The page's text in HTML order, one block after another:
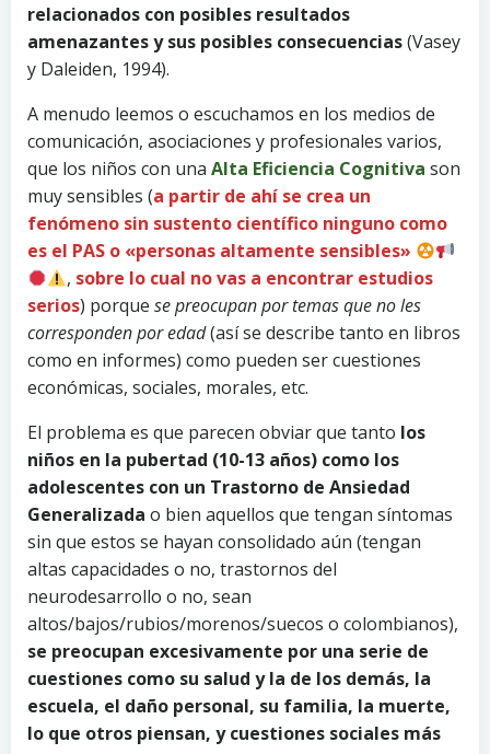
relacionados con posibles resultados
amenazantes y sus posibles consecuencias(Vasey
y Daleiden, 1994).
A menudo leemos o escuchamos en los medios de
comunicación, asociaciones y profesionales varios,
que los niños con una Alta Eficiencia Cognitiva son
muy sensibles (a partir de ahí se crea un
fenómeno sin sustento científico ninguno como
es el PAS o «personas altamente sensibles»
, sobre lo cual no vas a encontrar estudios
serios) porque se preocupan por temas que no les
corresponden por edad(así se describe tanto en libros
como en informes) como pueden ser cuestiones
económicas, sociales, morales, etc.
El problema es que parecen obviar que tanto los
niños en la pubertad (10-13 años) como los
adolescentes con un Trastorno de Ansiedad
Generalizada o bien aquellos que tengan síntomas
sin que estos se hayan consolidado aún (tengan
altas capacidades o no, trastornos del
neurodesarrollo o no, sean
altos/bajos/rubios/morenos/suecos o colombianos),
se preocupan excesivamente por una serie de
cuestiones como su salud y la de los demás, la
escuela, el daño personal, su familia, la muerte,
lo que otros piensan, y cuestiones sociales más